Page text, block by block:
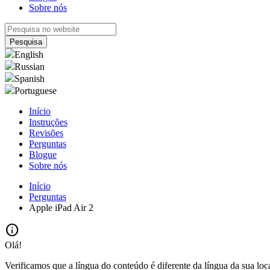
Sobre nós
English
Russian
Spanish
Portuguese
Início
Instruções
Revisões
Perguntas
Blogue
Sobre nós
Início
Perguntas
Apple iPad Air 2
info
Olá!
Verificamos que a língua do conteúdo é diferente da língua da sua